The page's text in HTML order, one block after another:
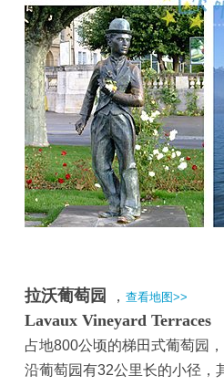
拉沃葡萄园 ， 查看地图>>
Lavaux Vineyard Terraces
占地800公顷的梯田式葡萄园
沿葡萄园有32公里长的小径，